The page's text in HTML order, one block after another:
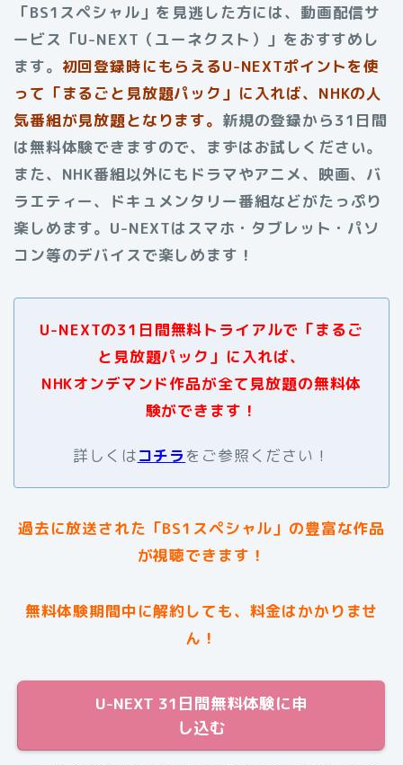
「BS1スペシャル」を見逃した方には、動画配信サ
ービス「U-NEXT（ユーネクスト）」をおすすめし
ます。 初回登録時にもらえるU-NEXTポイントを使
って「まるごと見放題パック」に入れば、NHKの人
気番組が見放題となります。 新規の登録から31日間
は無料体験できますので、まずはお試しください。
また、NHK番組以外にもドラマやアニメ、映画、バ
ラエティー、ドキュメンタリー番組などがたっぷり
楽しめます。 U-NEXTはスマホ・タブレット・パソ
コン等のデバイスで楽しめます！
U-NEXTの31日間無料トライアルで「まるご
と見放題パック」に入れば、
NHKオンデマンド作品が全て見放題の無料体
験ができます！
詳しくはコチラをご参照ください！
過去に放送された 「BS1スペシャル」 の豊富な作品
が視聴できます！
無料体験期間中に解約しても、料金はかかりませ
ん！
U-NEXT 31日間無料体験に申
し込む